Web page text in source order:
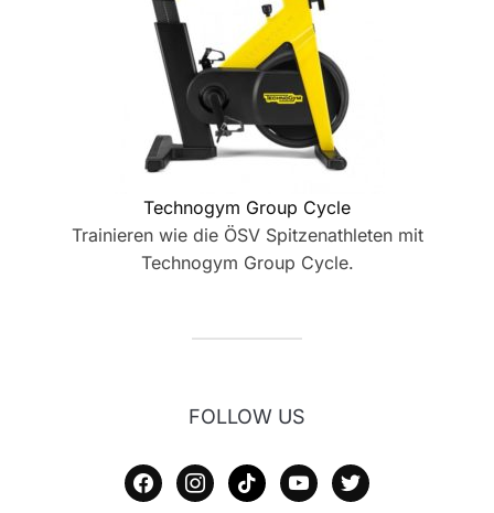
Technogym Group Cycle
Trainieren wie die ÖSV Spitzenathleten mit
Technogym Group Cycle.
FOLLOW US
facebookinstagram
tiktok youtubetwitter